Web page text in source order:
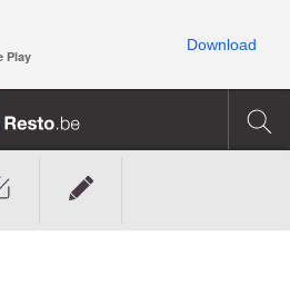
Play
Download